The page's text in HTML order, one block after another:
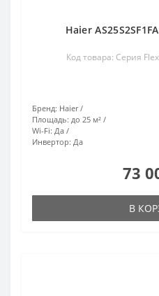
Haier
Код товара: Серия
Бренд: Haier
Площадь: до 25 м²
Wi-Fi: Да
Инвертор: Да
73
В